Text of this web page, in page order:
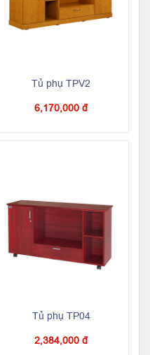
Tủ phụ TPV2
6,170,000 đ
Tủ phụ TP04
2,384,000 đ